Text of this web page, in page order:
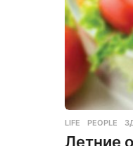
LIFE ,PEOPLE
Летние